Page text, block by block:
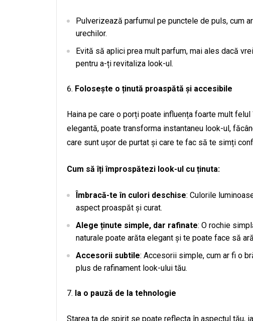
Pulverizează parfumul pe punctele de puls, cum
urechilor.
Evită să aplici prea mult parfum, mai ales dacă
pentru a-ți revitaliza look-ul.
Folosește o ținută proaspătă și accesibile
Haina pe care o porți poate influența foarte mult
elegantă, poate transforma instantaneu look-ul,
care sunt ușor de purtat și care te fac să te simți
Cum să îți împrospătezi look-ul cu ținuta:
Îmbracă-te în culori deschise: Culorile
aspect proaspăt și curat.
Alege ținute simple, dar rafinate: O rochie
naturale poate arăta elegant și te poate face să
Accesorii subtile: Accesorii simple, cum ar fi o
plus de rafinament look-ului tău.
Ia o pauză de la tehnologie
Starea ta de spirit se poate reflecta în aspectul tău,